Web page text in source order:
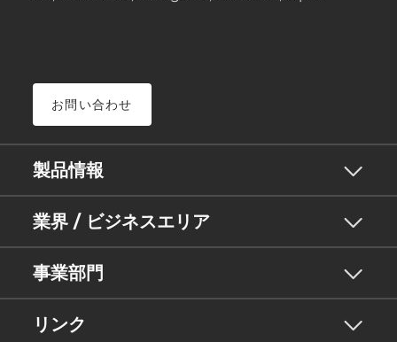
お問い合わせ
製品情報
業界 / ビジネスエリア
事業部門
リンク